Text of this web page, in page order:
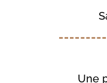
Une